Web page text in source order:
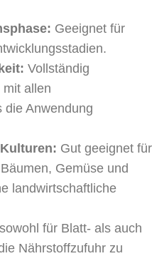
Geeignet für
Vollständig
allen
die Anwendung
Gut geeignet für
Gemüse und
landwirtschaftliche
für Blatt- als auch
Nährstoffzufuhr zu